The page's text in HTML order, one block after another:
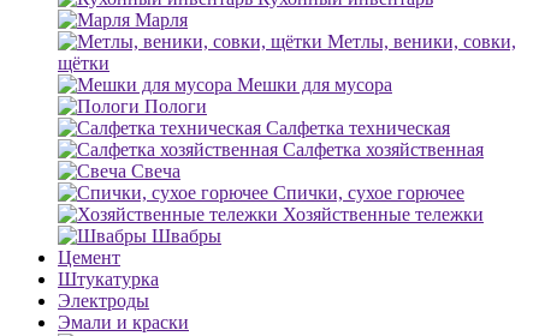
Марля
Метлы, веники, совки,
щётки
Мешки для мусора
Пологи
Салфетка техническая
Салфетка хозяйственная
Свеча
Спички, сухое горючее
Хозяйственные тележки
Швабры
Цемент
Штукатурка
Электроды
Эмали и краски